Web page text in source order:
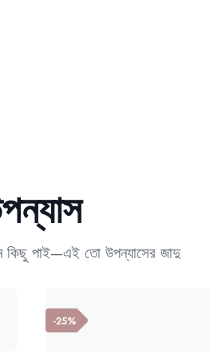
কিছু পাই—এই তো উপন্যাসের জাদু
-25%